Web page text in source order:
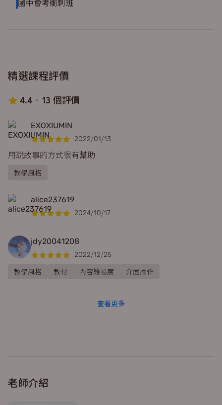
國中會考衝刺班
精選課程評價
4.4 13 個評價
EXOXIUMIN
2022/01/13
用說故事的方式很有幫助
教學風格
alice237619
2024/10/17
jdy20041208
2022/12/25
教學風格
教材 內容難易度 介面操作
查看更多
老師介紹